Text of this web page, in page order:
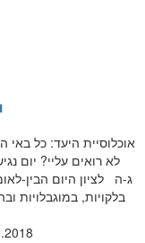
אוכלוסיית היעד: כל
ג-ה לציון היום הבין-
בלקויות, במוגבלויות
05.12.2018